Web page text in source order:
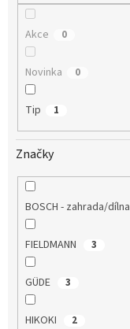
Akce 0
Novinka 0
Tip 1
Značky
BOSCH - zahrada/dílna
FIELDMANN 3
GÜDE 3
HIKOKI 2